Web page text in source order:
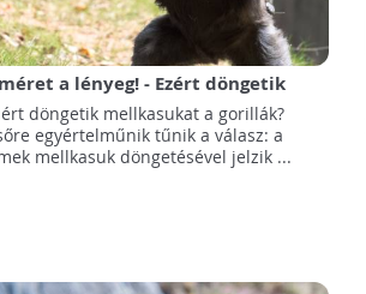
a lényeg! - Ezért döngetik
a gorillák
döngetik mellkasukat a gorillák?
egyértelműnik tűnik a válasz: a
mellkasuk döngetésével jelzik ...